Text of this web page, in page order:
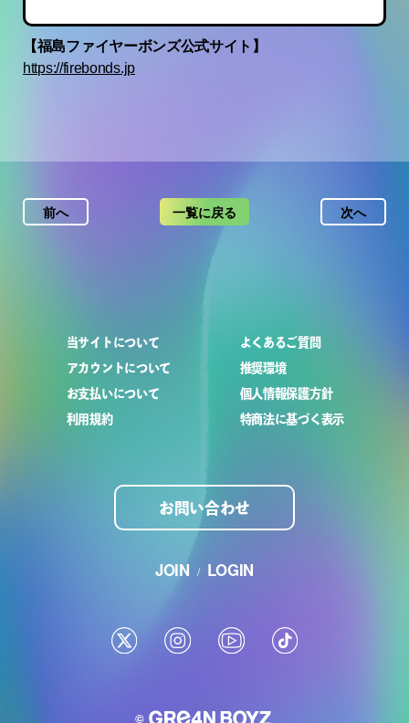
【福島ファイヤーボンズ公式サイト】
https://firebonds.jp
前へ 一覧に戻る 次へ
当サイトについて
アカウントについて
お支払いについて
利用規約
よくあるご質問
推奨環境
個人情報保護方針
特商法に基づく表示
お問い合わせ
JOIN / LOGIN
©